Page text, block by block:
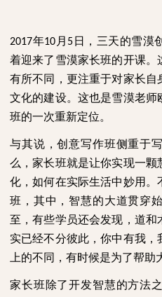
2017年10 月 5 日，三天的雪漠
着迎来了雪漠家长班的开课
有所不同，更注重于对家长
文化的建设。这也是雪漠老
班的一次重新定位。
与其说，创意写作班侧重于
么，家长班就是让你实现一
化，如何在实际生活中妙用
班，其中，智慧的大道贯穿
至，有些学员还会发现，道
实已经不分彼此，你中有我
上的不同，有时候是为了帮
家长班除了开发智慧的方法